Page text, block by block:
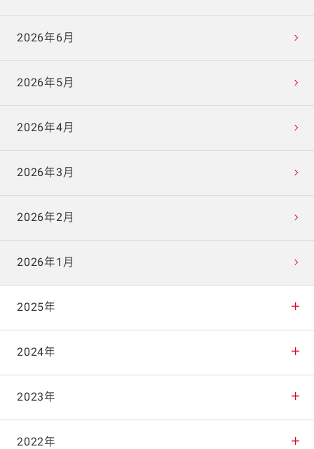
2026年6月
2026年5月
2026年4月
2026年3月
2026年2月
2026年1月
2025年
2025年12月
2025年11月
2025年10月
2024年
2024年12月
2024年11月
2023年
2023年12月
2022年